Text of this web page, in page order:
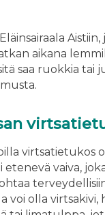
Aistiin,
aikana
saa ruokkia tai
virtsatietukos
vaiva,
voi olla virtsakivi,